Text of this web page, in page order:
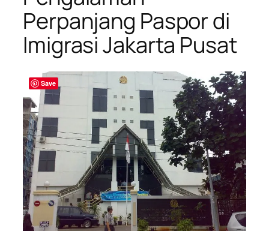
Perpanjang Paspor di
Imigrasi Jakarta Pusat
Save